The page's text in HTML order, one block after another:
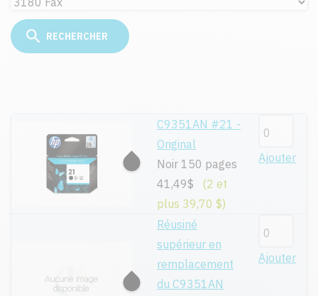
C9351AN #21 -
Original
Noir 150 pages
41,49$
(2 et
plus 39,70 $)
Ajouter
Réusiné
supérieur en
remplacement
du C9351AN
Ajouter